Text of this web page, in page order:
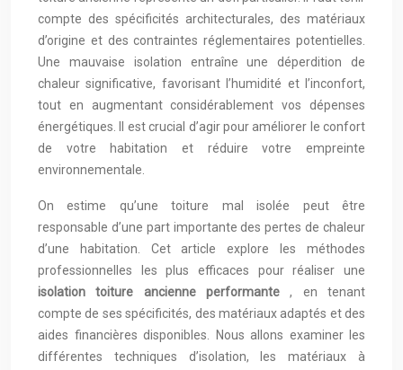
compte des spécificités architecturales, des matériaux
d’origine et des contraintes réglementaires potentielles.
Une mauvaise isolation entraîne une déperdition de
chaleur significative, favorisant l’humidité et l’inconfort,
tout en augmentant considérablement vos dépenses
énergétiques. Il est crucial d’agir pour améliorer le confort
de votre habitation et réduire votre empreinte
environnementale.
On estime qu’une toiture mal isolée peut être
responsable d’une part importante des pertes de chaleur
d’une habitation. Cet article explore les méthodes
professionnelles les plus efficaces pour réaliser une
isolation toiture ancienne performante, en tenant
compte de ses spécificités, des matériaux adaptés et des
aides financières disponibles. Nous allons examiner les
différentes techniques d’isolation, les matériaux à